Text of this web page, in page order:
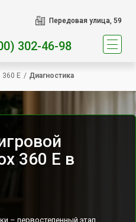
Передовая улица, 59
302-46-98
360 E / Диагностика
360 E в
– первостепенный этап